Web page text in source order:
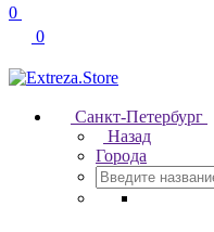
0
0
Санкт-Петербург
Назад
Города